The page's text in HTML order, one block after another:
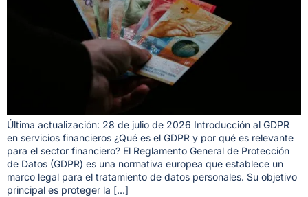
Última actualización: 28 de julio de 2026 Introducción al GDPR
en servicios financieros ¿Qué es el GDPR y por qué es relevante
para el sector financiero? El Reglamento General de Protección
de Datos (GDPR) es una normativa europea que establece un
marco legal para el tratamiento de datos personales. Su objetivo
principal es proteger la […]